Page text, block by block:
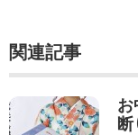
関連記事
お
断